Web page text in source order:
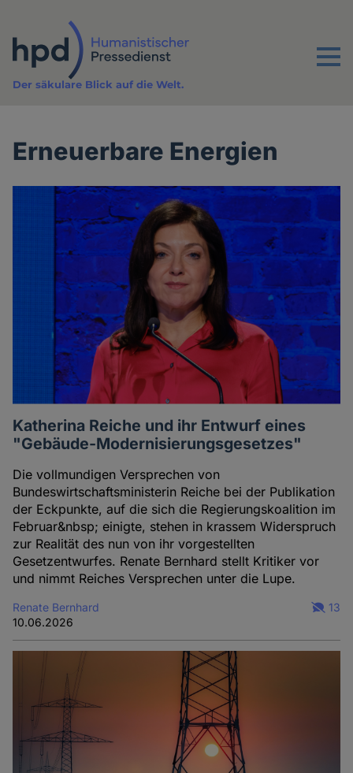
Inhalt
Menu
Der säkulare Blick auf die Welt.
Erneuerbare Energien
Katherina Reiche und ihr Entwurf eines
"Gebäude-Modernisierungsgesetzes"
Die vollmundigen Versprechen von
Bundeswirtschaftsministerin Reiche bei der Publikation
der Eckpunkte, auf die sich die Regierungskoalition im
Februar&nbsp; einigte, stehen in krassem Widerspruch
zur Realität des nun von ihr vorgestellten
Gesetzentwurfes. Renate Bernhard stellt Kritiker vor
und nimmt Reiches Versprechen unter die Lupe.
Renate Bernhard
10.06.2026
13